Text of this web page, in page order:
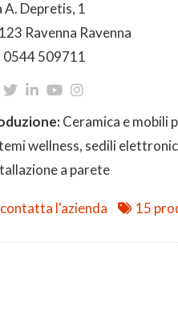
A. Depretis, 1
Ravenna Ravenna
0544 509711
Ceramica e mobili
wellness, sedili
a parete
contatta l'azienda 15